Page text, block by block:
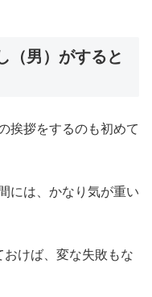
（男）がすると
挨拶をするのも初めて
には、かなり気が重い
けば、変な失敗もな